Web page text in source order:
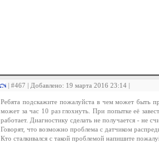
| #467 | Добавлено: 19 марта 2016 23:14 |
Ребята подскажите пожалуйста в чем может быть
может за час 10 раз глохнуть. При попытке её
работает. Диагностику сделать не получается - не
Говорят, что возможно проблема с датчиком
Кто сталкивался с такой проблемой напишите